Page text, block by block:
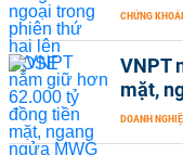
CHỨNG
VNPT
mặt,
DOANH